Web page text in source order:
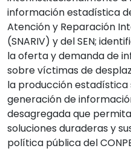
información estadística
Atención y Reparación
(SNARIV) y del SEN;
la oferta y demanda de
sobre víctimas de
la producción
generación de
desagregada que
soluciones duraderas y
política pública del